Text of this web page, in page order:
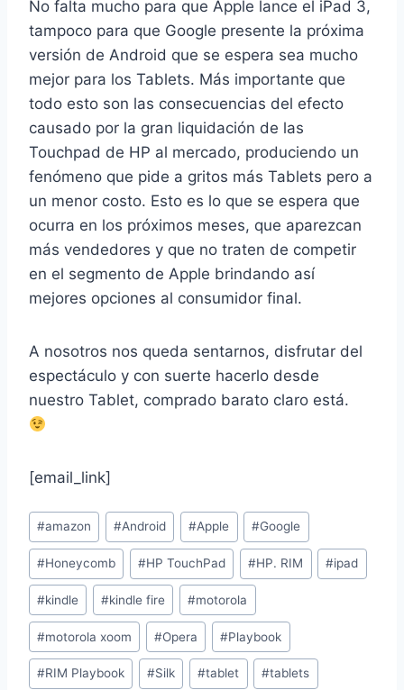
No falta mucho para que Apple lance el iPad 3,
tampoco para que Google presente la próxima
versión de Android que se espera sea mucho
mejor para los Tablets. Más importante que
todo esto son las consecuencias del efecto
causado por la gran liquidación de las
Touchpad de HP al mercado, produciendo un
fenómeno que pide a gritos más Tablets pero a
un menor costo. Esto es lo que se espera que
ocurra en los próximos meses, que aparezcan
más vendedores y que no traten de competir
en el segmento de Apple brindando así
mejores opciones al consumidor final.
A nosotros nos queda sentarnos, disfrutar del
espectáculo y con suerte hacerlo desde
nuestro Tablet, comprado barato claro está.
[email_link]
Post
Tags:
#amazon #Android #Apple #Google
#Honeycomb #HP TouchPad #HP. RIM #ipad
#kindle #kindle fire #motorola
#motorola xoom #Opera #Playbook
#RIM Playbook #Silk #tablet #tablets